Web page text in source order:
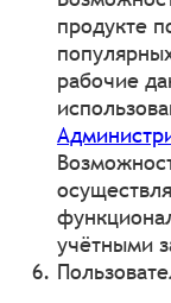
продукте
рабочие
учётными